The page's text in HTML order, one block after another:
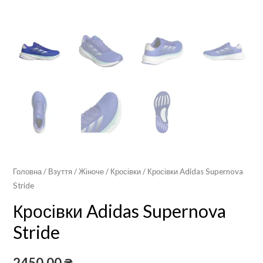
Головна/ Взуття /Жіноче/ Кросівки/ Кросівки Adidas Supernova
Stride
Кросівки Adidas Supernova
Stride